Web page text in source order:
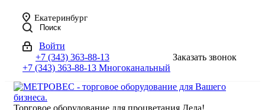
Екатеринбург
Поиск
Войти
+7 (343) 363-88-13
+7 (343) 363-88-13 Многоканальный
Заказать звонок
Торговое оборудование для процветания Дела!